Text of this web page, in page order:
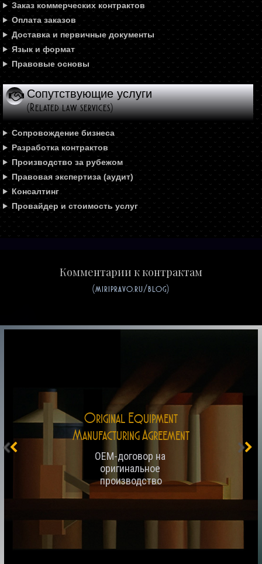
Заказ коммерческих контрактов
Оплата заказов
Доставка и первичные документы
Язык и формат
Правовые основы
Сопутствующие услуги
(Related law services)
Сопровождение бизнеса
Разработка контрактов
Производство за рубежом
Правовая экспертиза (аудит)
Консалтинг
Провайдер и стоимость услуг
Комментарии к контрактам
(miripravo.ru/blog)
Original Equipment
Manufacturing Agreement
OEM-договор на
оригинальное
производство